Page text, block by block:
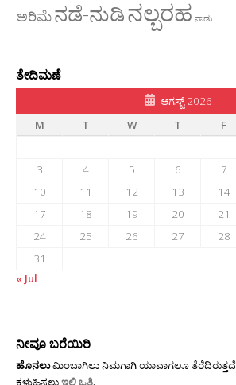
ಅರಿಮೆನಡೆ-ನುಡಿನಲ್ಬರಹ ನಾಡು
ತೇದಿಮಣೆ
ಆಗಸ್ಟ್ 2026
M
T W T F
3
4 5 6 7
10
11 12 13 14
17
18 19 20 21
24
25 26 27 28
31
« Jul
ನೀವೂ ಬರೆಯಿರಿ
ಹೊನಲುಮಿಂಬಾಗಿಲು ನಿಮಗಾಗಿ ಯಾವಾಗಲೂ
ಕಳುಹಿಸಲುಇಲ್ಲಿ ಒತ್ತಿ.